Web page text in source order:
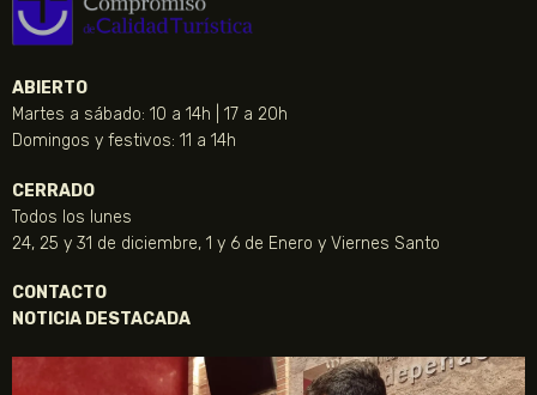
ABIERTO
Martes a sábado: 10 a 14h | 17 a 20h
Domingos y festivos: 11 a 14h
CERRADO
Todos los lunes
24, 25 y 31 de diciembre, 1 y 6 de Enero y Viernes Santo
CONTACTO
NOTICIA DESTACADA